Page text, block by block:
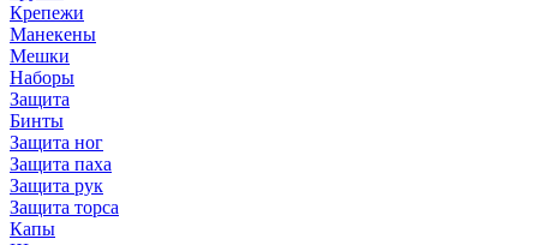
Крепежи
Манекены
Мешки
Наборы
Защита
Бинты
Защита ног
Защита паха
Защита рук
Защита торса
Капы